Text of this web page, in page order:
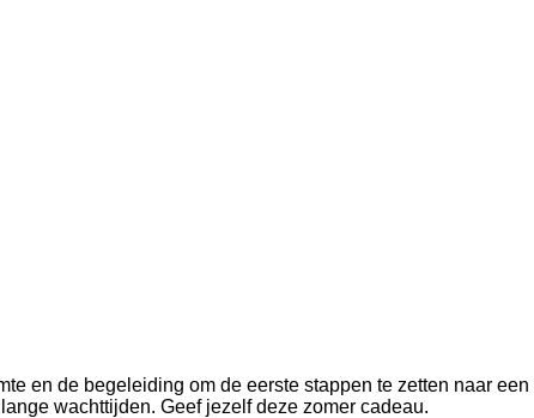
en de begeleiding om de eerste stappen te zetten naar een
wachttijden. Geef jezelf deze zomer cadeau.